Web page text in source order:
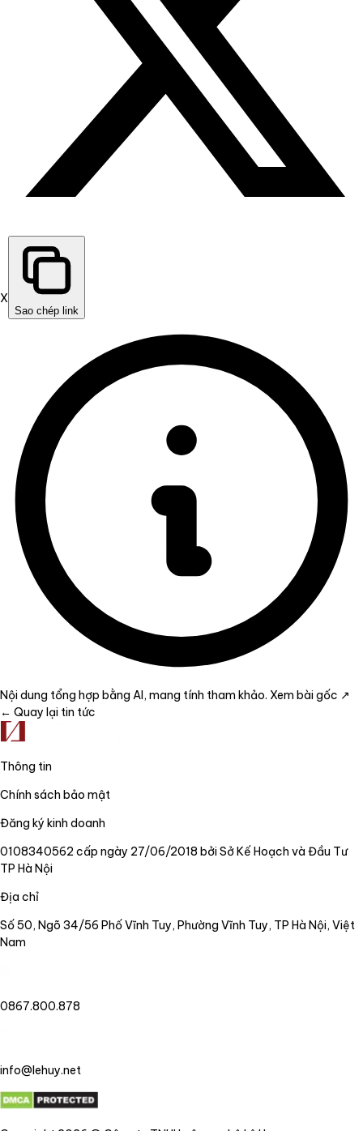
X
Sao chép link
Nội dung tổng hợp bằng AI, mang tính tham khảo. Xem bài gốc ↗
← Quay lại tin tức
Thông tin
Chính sách bảo mật
Đăng ký kinh doanh
0108340562 cấp ngày 27/06/2018 bởi Sở Kế Hoạch và Đầu Tư
TP Hà Nội
Địa chỉ
Số 50, Ngõ 34/56 Phố Vĩnh Tuy, Phường Vĩnh Tuy, TP Hà Nội, Việt
Nam
0867.800.878
info@lehuy.net